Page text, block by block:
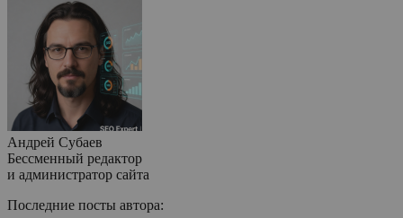
Андрей Субаев
Бессменный редактор
и администратор сайта
Последние посты автора: